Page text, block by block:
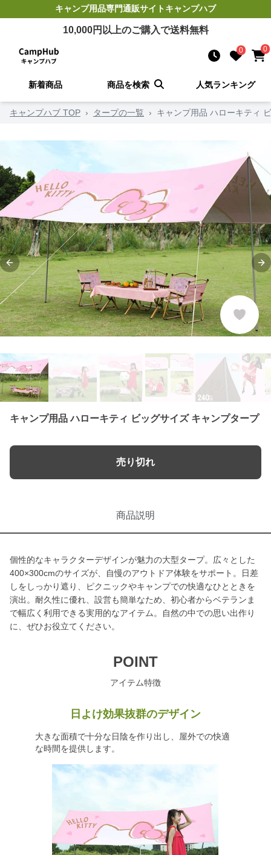
キャンプ用品専門通販サイトキャンプハブ
10,000円以上のご購入で送料無料
0 0
新着商品 商品を検索 人気ランキング
キャンプハブ TOP › タープの一覧 › キャンプ用品 ハローキティ
Previous slide
キャンプ用品 ハローキティ ビッグサイズ キャンプタープ
売り切れ
商品説明
個性的なキャラクターデザインが魅力の大型タープ。広々とした
400×300cmのサイズが、自慢のアウトドア体験をサポート。日差
しをしっかり遮り、ピクニックやキャンプでの快適なひとときを
演出。耐久性に優れ、設営も簡単なため、初心者からベテランま
で幅広く利用できる実用的なアイテム。自然の中での思い出作り
に、ぜひお役立てください。
POINT
アイテム特徴
日よけ効果抜群のデザイン
大きな面積で十分な日陰を作り出し、屋外での快適
な時間を提供します。